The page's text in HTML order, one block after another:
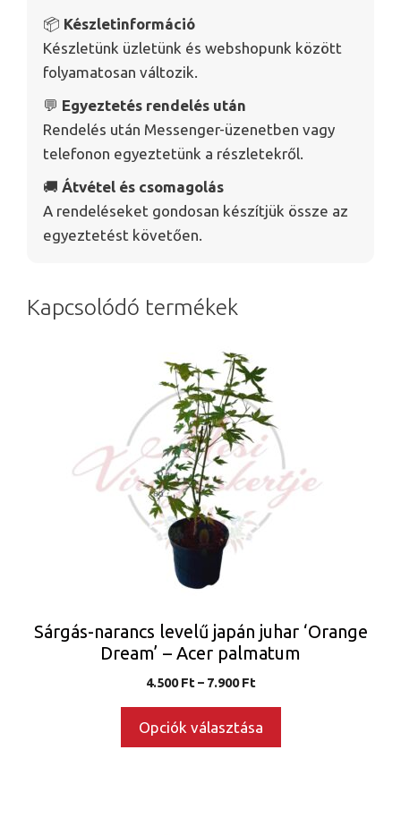
📦 Készletinformáció
Készletünk üzletünk és webshopunk között
folyamatosan változik.
💬 Egyeztetés rendelés után
Rendelés után Messenger-üzenetben vagy
telefonon egyeztetünk a részletekről.
🚚 Átvétel és csomagolás
A rendeléseket gondosan készítjük össze az
egyeztetést követően.
Kapcsolódó termékek
Sárgás-narancs levelű japán juhar ‘Orange
Dream’ – Acer palmatum
4.500Ft – 7.900FtÁrtartomány:
7.900 Ft
Opciók választása